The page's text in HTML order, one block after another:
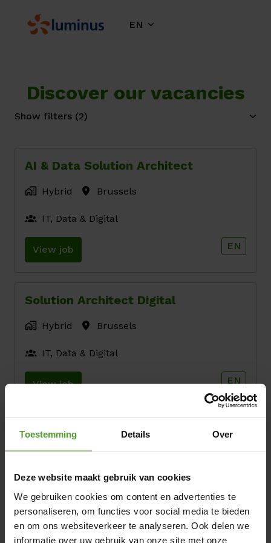
Toestemming Details Over
Deze website maakt gebruik van cookies
We gebruiken cookies om content en advertenties te
personaliseren, om functies voor social media te bieden
en om ons websiteverkeer te analyseren. Ook delen we
informatie over uw gebruik van onze site met onze
content
Homepage EN
Discover our vacancies
Show filters (2)
AI & Data Solution Architect
Hybrid Brussels
IT, Data & Digital
View job EN
Solution Architect Digital
Hybrid Brussels
IT, Data & Digital
View job EN
Haven’t found the job of your
We might match later on.
Apply spontaneously